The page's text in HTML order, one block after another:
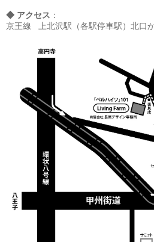
◆ アクセス ：
京王線 上北沢駅（各駅停車駅）北口